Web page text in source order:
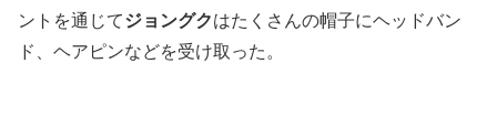
ントを通じてジョングクはたくさんの帽子にヘッドバン
ド、ヘアピンなどを受け取った。